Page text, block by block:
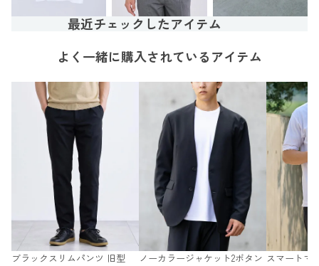
最近チェックしたアイテム
よく一緒に購入されているアイテム
ブラックスリムパンツ 旧型
ノーカラージャケット2ボタン スマートマ